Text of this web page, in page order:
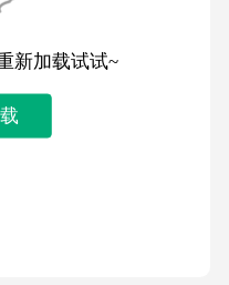
新加载试试~